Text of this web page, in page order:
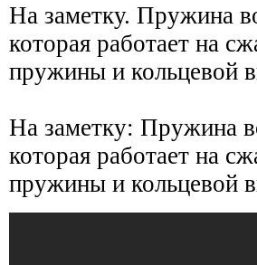
На заметку. Пружина
которая работает на
пружины и кольцевой
На заметку: Пружина
которая работает на
пружины и кольцевой